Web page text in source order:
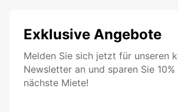
Exklusive Angebote
Melden Sie sich jetzt für unseren
Newsletter an und sparen Sie
nächste Miete!